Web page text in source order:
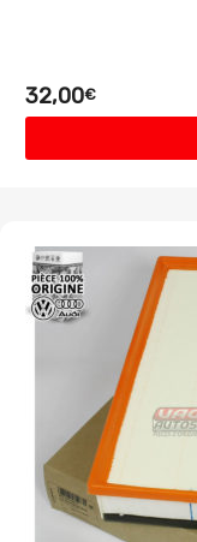
32,00€